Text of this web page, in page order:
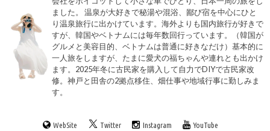
ました。 温泉が大好きで秘湯や混浴、鄙び宿を中心にひと
り温泉旅行に出かけています。海外よりも国内旅行が好きで
すが、韓国やベトナムには毎年数回行っています。（韓国が
グルメと美容目的、ベトナムは普通に好きなだけ）基本的に
一人旅をしますが、たまに愛犬の福ちゃんや連れとも出かけ
ます。2025年冬に古民家を購入して自力でDIYで古民家改
修。神戸と田舎の2拠点移住、畑仕事や地域行事に勤しみま
す。
WebSite Twitter Instagram YouTube